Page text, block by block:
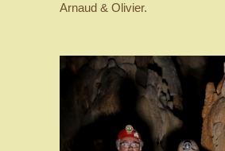
Arnaud & Olivier.